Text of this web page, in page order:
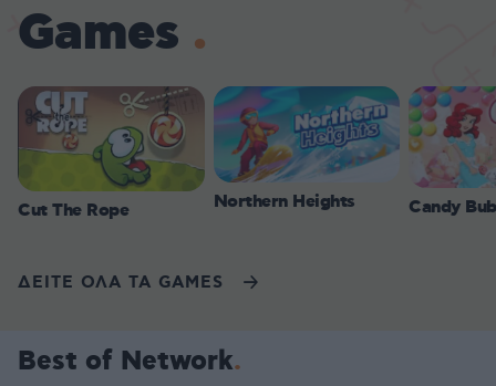
Games
Cut The Rope Northern Heights Candy
ΔΕΙΤΕ ΟΛΑ ΤΑ GAMES
Best of Network